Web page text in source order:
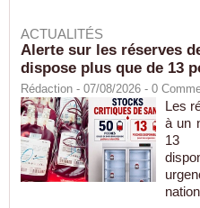
ACTUALITÉS
Alerte sur les réserves
dispose plus que de 13
Rédaction - 07/08/2026 - 0
Les
à un
13